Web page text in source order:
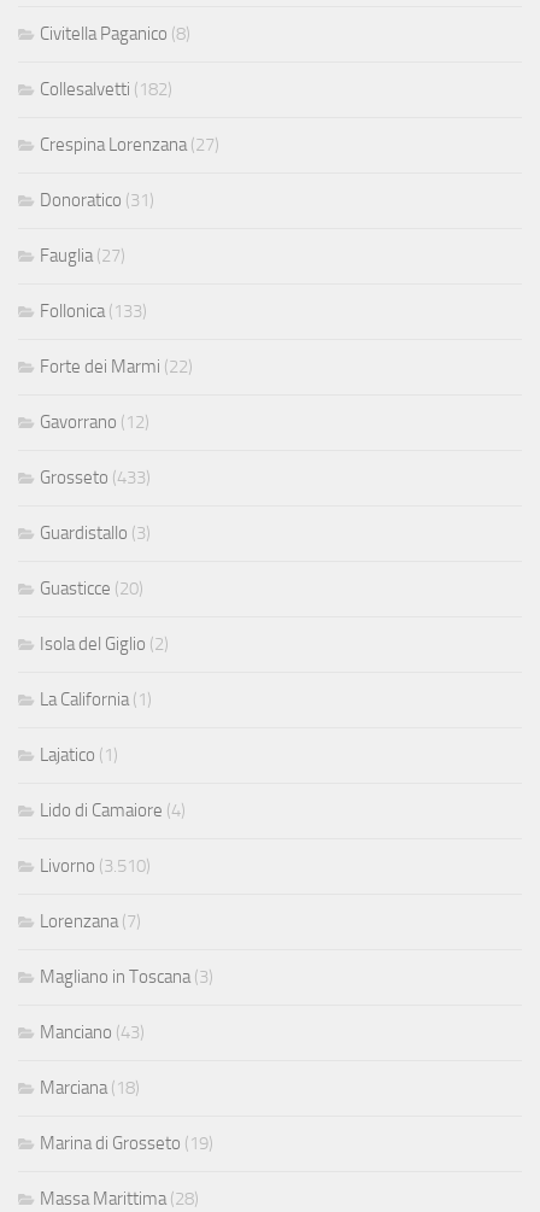
Civitella Paganico (8)
Collesalvetti (182)
Crespina Lorenzana (27)
Donoratico (31)
Fauglia (27)
Follonica (133)
Forte dei Marmi (22)
Gavorrano (12)
Grosseto (433)
Guardistallo (3)
Guasticce (20)
Isola del Giglio (2)
La California (1)
Lajatico (1)
Lido di Camaiore (4)
Livorno (3.510)
Lorenzana (7)
Magliano in Toscana (3)
Manciano (43)
Marciana (18)
Marina di Grosseto (19)
Massa Marittima (28)